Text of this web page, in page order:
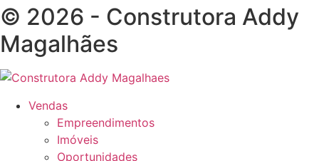
© 2026 - Construtora Addy
Magalhães
Vendas
Empreendimentos
Imóveis
Oportunidades